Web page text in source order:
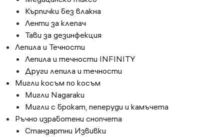
Кърпички без влакна
Ленти за клепач
Тави за дезинфекция
Лепила и Течности
Лепилa и течности INFINITY
Други лепила и течности
Мигли косъм по косъм
Мигли Nagaraku
Мигли с брокат, пеперуди и камъчета
Ръчно изработени снопчета
Стандартни Извивки